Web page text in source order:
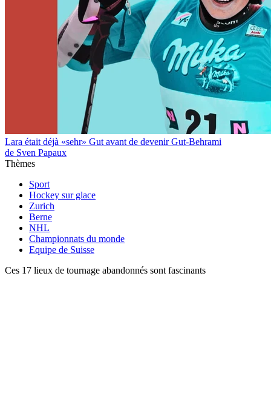
Lara était déjà «sehr» Gut avant de devenir Gut-Behrami
de Sven Papaux
Thèmes
Sport
Hockey sur glace
Zurich
Berne
NHL
Championnats du monde
Equipe de Suisse
Ces 17 lieux de tournage abandonnés sont fascinants